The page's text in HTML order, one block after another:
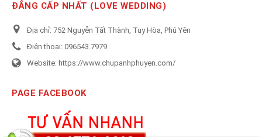
ĐẲNG CẤP NHẤT (LOVE WEDDING)
Địa chỉ: 752 Nguyễn Tất Thành, Tuy Hòa, Phú Yên
Điện thoại: 096543.7979
Website: https://www.chupanhphuyen.com/
PAGE FACEBOOK